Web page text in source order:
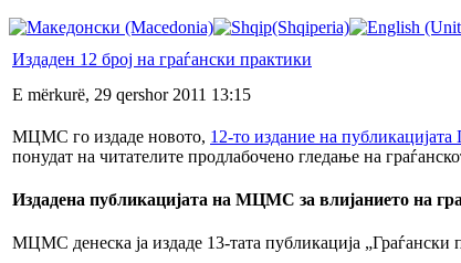
Издаден 12 број на граѓански практики
E mërkurë, 29 qershor 2011 13:15
МЦМС го издаде новото, 12-то издание на публикацијата
понудат на читателите продлабочено гледање на
Издадена публикацијата на МЦМС за влијанието на
МЦМС денеска ја издаде 13-тата публикација „Граѓански